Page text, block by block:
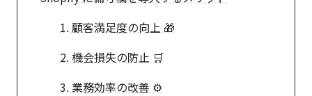
1. 顧客満足度の向上 🎁
2. 機会損失の防止 🛒
3. 業務効率の改善 ⚙️